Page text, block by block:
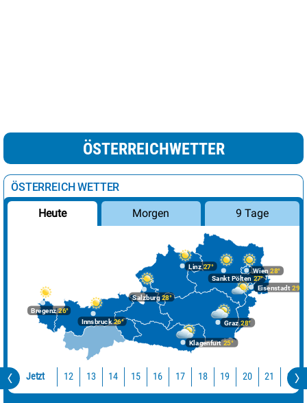
ÖSTERREICHWETTER
ÖSTERREICH WETTER
Heute Morgen 9 Tage
Bregenz26°
Graz28°
Innsbruck26°
Klagenfurt 25°
Linz27°
Salzburg28°
Wien 28°
Eisenstadt 29°
Sankt Pölten 27°
Jetzt 12 13 14 15 16 17 18 19 20 21 22